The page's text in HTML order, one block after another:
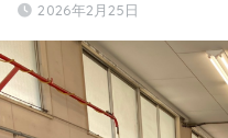
2026年2月25日